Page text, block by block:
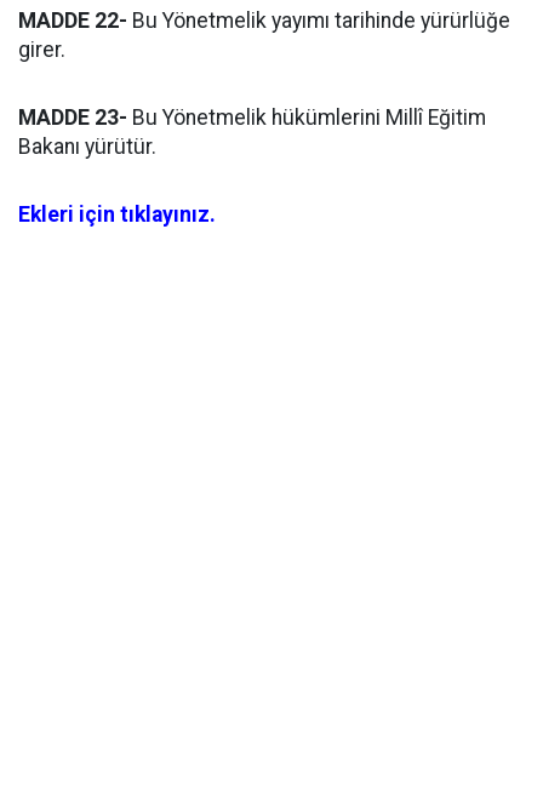
MADDE 22- Bu Yönetmelik yayımı tarihinde yürürlüğe
girer.
MADDE 23- Bu Yönetmelik hükümlerini Millî Eğitim
Bakanı yürütür.
Ekleri için tıklayınız.